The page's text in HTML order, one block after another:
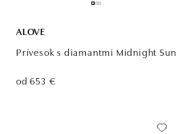
ALOVE
Prívesok s diamantmi Midnight Sun
od 653 €